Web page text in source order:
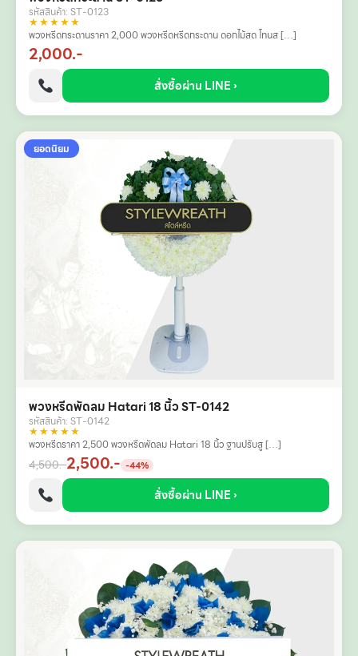
รหัสสินค้า: ST-0123
★★★★★
พวงหรีดกระดานราคา 2,000 พวงหรีดหรีดกระดาน ดอกไม้สด โทนส […]
2,000.-
สั่งซื้อผ่าน LINE ›
ยอดนิยม
พวงหรีดพัดลม Hatari 18 นิ้ว ST-0142
รหัสสินค้า: ST-0142
★★★★★
พวงหรีดราคา 2,500 พวงหรีดพัดลม Hatari 18 นิ้ว ฐานปรับสู […]
4,500.-2,500.- -44%
สั่งซื้อผ่าน LINE ›